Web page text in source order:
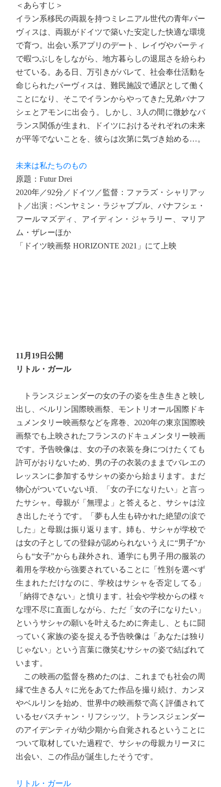
＜あらすじ＞
イラン系移民の両親を持つミレニアル世代の青年パー
ヴィスは、両親がドイツで築いた安定した快適な環境
で育つ。出会い系アプリのデート、レイヴやパーティ
で暇つぶしをしながら、地方暮らしの退屈さを紛らわ
せている。ある日、万引きがバレて、社会奉仕活動を
命じられたパーヴィスは、難民施設で通訳として働く
ことになり、そこでイランからやってきた兄弟バナフ
シェとアモンに出会う。しかし、3人の間に微妙なバ
ランス関係が生まれ、ドイツにおけるそれぞれの未来
が平等でないことを、彼らは次第に気づき始める…。
未来は私たちのもの
原題：Futur Drei
2020年／92分／ドイツ／監督：ファラズ・シャリアッ
ト／出演：ベンヤミン・ラジャブプル、バナフシェ・
フールマズディ、アイディン・ジャラリー、マリア
ム・ザレーほか
「ドイツ映画祭 HORIZONTE 2021」にて上映
11月19日公開
リトル・ガール
トランスジェンダーの女の子の姿を生き生きと映し
出し、ベルリン国際映画祭、モントリオール国際ドキ
ュメンタリー映画祭などを席巻、2020年の東京国際映
画祭でも上映されたフランスのドキュメンタリー映画
です。予告映像は、女の子の衣装を身につけたくても
許可がおりないため、男の子の衣装のままでバレエの
レッスンに参加するサシャの姿から始まります。まだ
物心がついていない頃、「女の子になりたい」と言っ
たサシャ。母親が「無理よ」と答えると、サシャは泣
き出したそうです。「夢も人生も砕かれた絶望の涙で
した」と母親は振り返ります。姉も、サシャが学校で
は女の子としての登録が認められないうえに“男子”か
らも“女子”からも疎外され、通学にも男子用の服装の
着用を学校から強要されていることに「性別を選べず
生まれただけなのに、学校はサシャを否定してる」
「納得できない」と憤ります。社会や学校からの様々
な理不尽に直面しながら、ただ「女の子になりたい」
というサシャの願いを叶えるために奔走し、ともに闘
っていく家族の姿を捉える予告映像は「あなたは独り
じゃない」という言葉に微笑むサシャの姿で結ばれて
います。
この映画の監督を務めたのは、これまでも社会の周
縁で生きる人々に光をあてた作品を撮り続け、カンヌ
やベルリンを始め、世界中の映画祭で高く評価されて
いるセバスチャン・リフシッツ。トランスジェンダー
のアイデンティが幼少期から自覚されるということに
ついて取材していた過程で、サシャの母親カリーヌに
出会い、この作品が誕生したそうです。
リトル・ガール